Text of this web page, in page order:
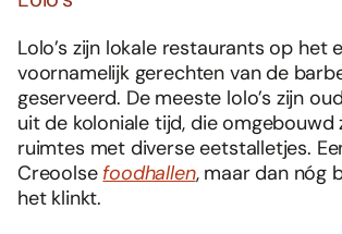
Lolo’s zijn lokale restaurants op het
voornamelijk gerechten van de
geserveerd. De meeste lolo’s zijn
uit de koloniale tijd, die
ruimtes met diverse eetstalletjes.
Creoolse foodhallen, maar dan nóg
het klinkt.